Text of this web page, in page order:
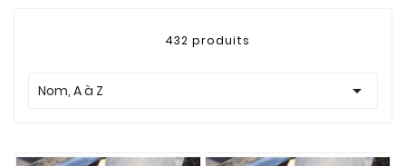
432 produits
Nom, A à Z 